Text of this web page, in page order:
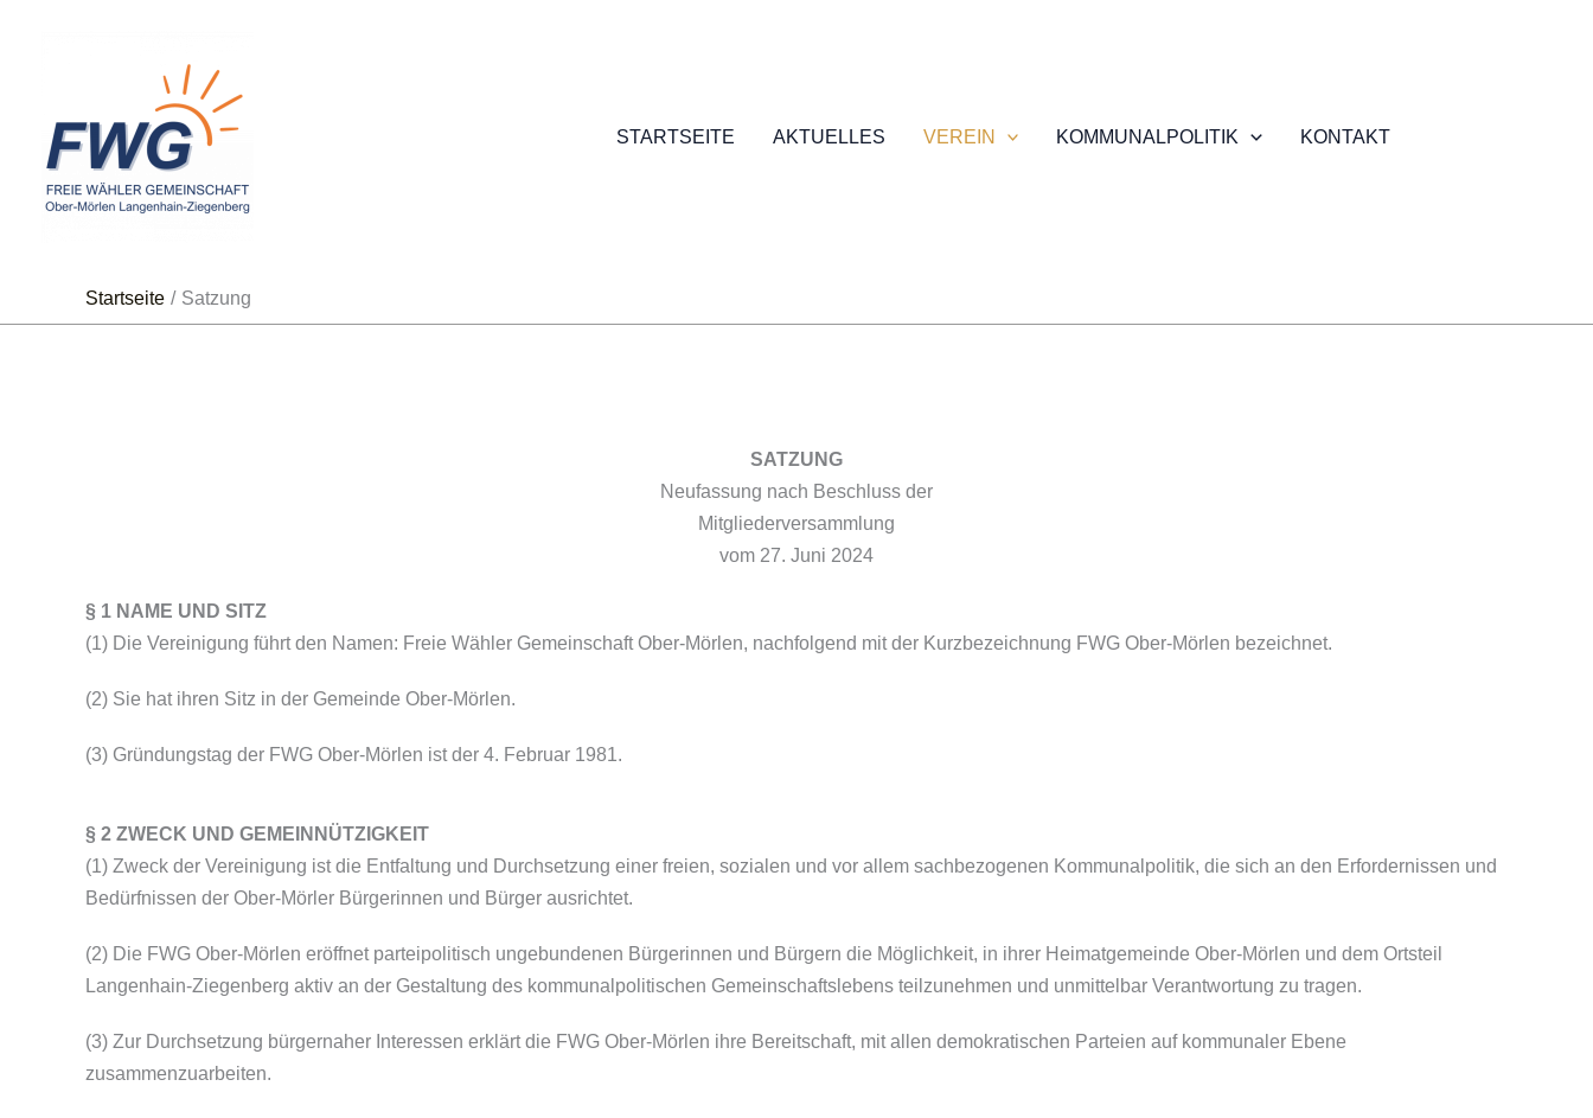
STARTSEITE AKTUELLES VEREIN KOMMUNALPOLITIK KONTAKT
Startseite Satzung
SATZUNG
Neufassung nach Beschluss der
Mitgliederversammlung
vom 27. Juni 2024
§ 1 NAME UND SITZ
(1) Die Vereinigung führt den Namen: Freie Wähler Gemeinschaft Ober-Mörlen, nachfolgend mit der Kurzbezeichnung FWG Ober-Mörlen bezeichnet.
(2) Sie hat ihren Sitz in der Gemeinde Ober-Mörlen.
(3) Gründungstag der FWG Ober-Mörlen ist der 4. Februar 1981.
§ 2 ZWECK UND GEMEINNÜTZIGKEIT
(1) Zweck der Vereinigung ist die Entfaltung und Durchsetzung einer freien, sozialen und vor allem sachbezogenen Kommunalpolitik, die sich an den Erfordernissen und
Bedürfnissen der Ober-Mörler Bürgerinnen und Bürger ausrichtet.
(2) Die FWG Ober-Mörlen eröffnet parteipolitisch ungebundenen Bürgerinnen und Bürgern die Möglichkeit, in ihrer Heimatgemeinde Ober-Mörlen und dem Ortsteil
Langenhain-Ziegenberg aktiv an der Gestaltung des kommunalpolitischen Gemeinschaftslebens teilzunehmen und unmittelbar Verantwortung zu tragen.
(3) Zur Durchsetzung bürgernaher Interessen erklärt die FWG Ober-Mörlen ihre Bereitschaft, mit allen demokratischen Parteien auf kommunaler Ebene
zusammenzuarbeiten.